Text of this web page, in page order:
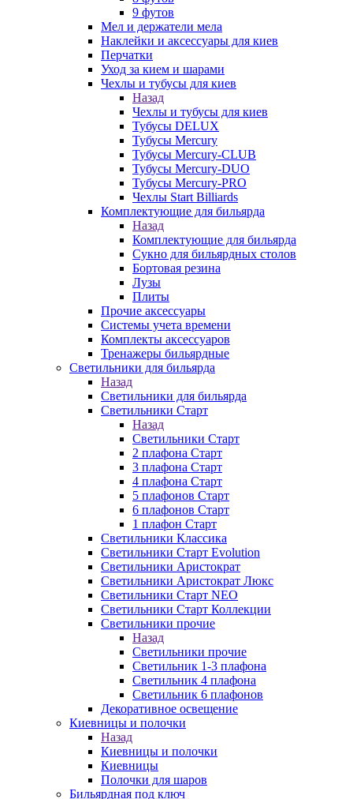
9 футов
Мел и держатели мела
Наклейки и аксессуары для киев
Перчатки
Уход за кием и шарами
Чехлы и тубусы для киев
Назад
Чехлы и тубусы для киев
Тубусы DELUX
Тубусы Mercury
Тубусы Mercury-CLUB
Тубусы Mercury-DUO
Тубусы Mercury-PRO
Чехлы Start Billiards
Комплектующие для бильярда
Назад
Комплектующие для бильярда
Сукно для бильярдных столов
Бортовая резина
Лузы
Плиты
Прочие аксессуары
Системы учета времени
Комплекты аксессуаров
Тренажеры бильярдные
Светильники для бильярда
Назад
Светильники для бильярда
Светильники Старт
Назад
Светильники Старт
2 плафона Старт
3 плафона Старт
4 плафона Старт
5 плафонов Старт
6 плафонов Старт
1 плафон Старт
Светильники Классика
Светильники Старт Evolution
Светильники Аристократ
Светильники Аристократ Люкс
Светильники Старт NEO
Светильники Старт Коллекции
Светильники прочие
Назад
Светильники прочие
Светильник 1-3 плафона
Светильник 4 плафона
Светильник 6 плафонов
Декоративное освещение
Киевницы и полочки
Назад
Киевницы и полочки
Киевницы
Полочки для шаров
Бильярдная под ключ